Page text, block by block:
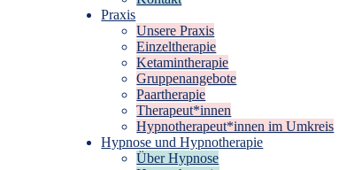
Praxis
Unsere Praxis
Einzeltherapie
Ketamintherapie
Gruppenangebote
Paartherapie
Therapeut*innen
Hypnotherapeut*innen im Umkreis
Hypnose und Hypnotherapie
Über Hypnose